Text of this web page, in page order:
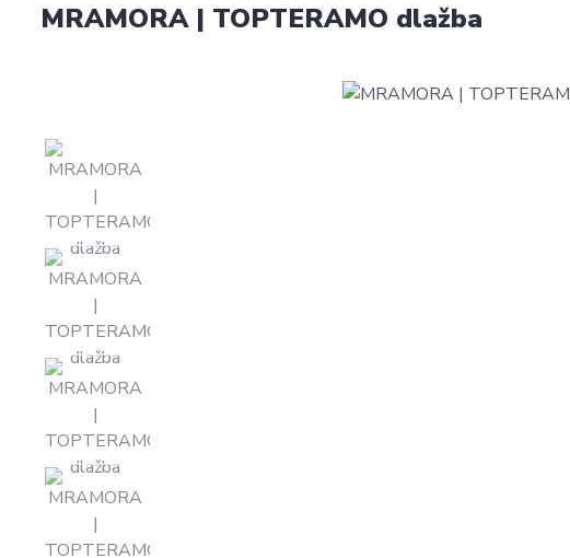
MRAMORA | TOPTERAMO dlažba